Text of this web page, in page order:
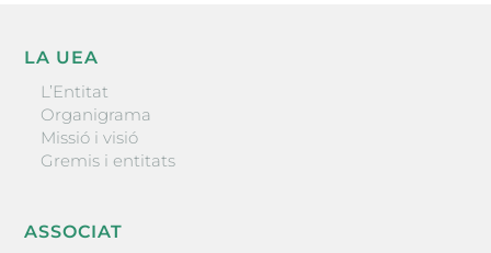
LA UEA
L’Entitat
Organigrama
Missió i visió
Gremis i entitats
ASSOCIAT